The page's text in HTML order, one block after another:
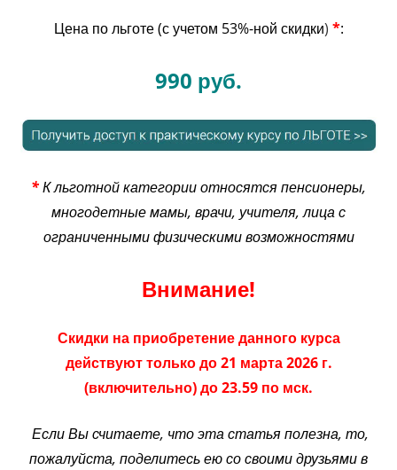
Цена по льготе (с учетом 53%-ной скидки) *:
990 руб.
*К льготной категории относятся пенсионеры,
многодетные мамы, врачи, учителя, лица с
ограниченными физическими возможностями
Внимание!
Скидки на приобретение данного курса
действуют только до 21 марта 2026 г.
(включительно) до 23.59 по мск.
Если Вы считаете, что эта статья полезна, то,
пожалуйста, поделитесь ею со своими друзьями в